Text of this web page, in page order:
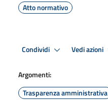
Atto normativo
Condividi Vedi azioni
Argomenti:
Trasparenza amministrativa